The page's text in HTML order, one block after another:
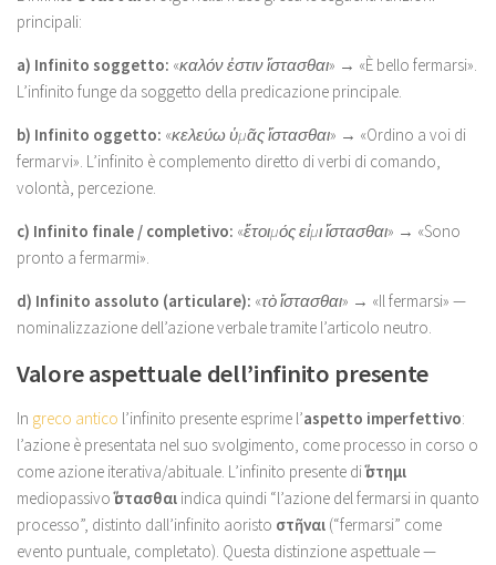
principali:
a) Infinito soggetto: «καλόν ἐστιν ἵστασθαι» → «È bello fermarsi».
L’infinito funge da soggetto della predicazione principale.
b) Infinito oggetto: «κελεύω ὑμᾶς ἵστασθαι» → «Ordino a voi di
fermarvi». L’infinito è complemento diretto di verbi di comando,
volontà, percezione.
c) Infinito finale / completivo: «ἕτοιμός εἰμι ἵστασθαι» → «Sono
pronto a fermarmi».
d) Infinito assoluto (articulare): «τὸ ἵστασθαι» → «Il fermarsi» —
nominalizzazione dell’azione verbale tramite l’articolo neutro.
Valore aspettuale dell’infinito presente
In greco antico l’infinito presente esprime l’aspetto imperfettivo:
l’azione è presentata nel suo svolgimento, come processo in corso o
come azione iterativa/abituale. L’infinito presente diἵστημι
mediopassivoἵστασθαι indica quindi “l’azione del fermarsi in quanto
processo”, distinto dall’infinito aoristo στῆναι (“fermarsi” come
evento puntuale, completato). Questa distinzione aspettuale —